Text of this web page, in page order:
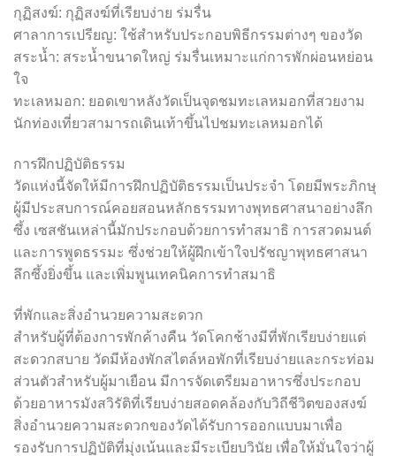
กุฏิสงฆ์: กุฏิสงฆ์ที่เรียบง่าย ร่มรื่น
ศาลาการเปรียญ: ใช้สำหรับประกอบพิธีกรรมต่างๆ ของวัด
สระน้ำ: สระน้ำขนาดใหญ่ ร่มรื่นเหมาะแก่การพักผ่อนหย่อน
ใจ
ทะเลหมอก: ยอดเขาหลังวัดเป็นจุดชมทะเลหมอกที่สวยงาม
นักท่องเที่ยวสามารถเดินเท้าขึ้นไปชมทะเลหมอกได้
การฝึกปฏิบัติธรรม
วัดแห่งนี้จัดให้มีการฝึกปฏิบัติธรรมเป็นประจำ โดยมีพระภิกษุ
ผู้มีประสบการณ์คอยสอนหลักธรรมทางพุทธศาสนาอย่างลึก
ซึ้ง เซสชันเหล่านี้มักประกอบด้วยการทำสมาธิ การสวดมนต์
และการพูดธรรมะ ซึ่งช่วยให้ผู้ฝึกเข้าใจปรัชญาพุทธศาสนา
ลึกซึ้งยิ่งขึ้น และเพิ่มพูนเทคนิคการทำสมาธิ
ที่พักและสิ่งอำนวยความสะดวก
สำหรับผู้ที่ต้องการพักค้างคืน วัดโคกช้างมีที่พักเรียบง่ายแต่
สะดวกสบาย วัดมีห้องพักสไตล์หอพักที่เรียบง่ายและกระท่อม
ส่วนตัวสำหรับผู้มาเยือน มีการจัดเตรียมอาหารซึ่งประกอบ
ด้วยอาหารมังสวิรัติที่เรียบง่ายสอดคล้องกับวิถีชีวิตของสงฆ์
สิ่งอำนวยความสะดวกของวัดได้รับการออกแบบมาเพื่อ
รองรับการปฏิบัติที่มุ่งเน้นและมีระเบียบวินัย เพื่อให้มั่นใจว่าผู้